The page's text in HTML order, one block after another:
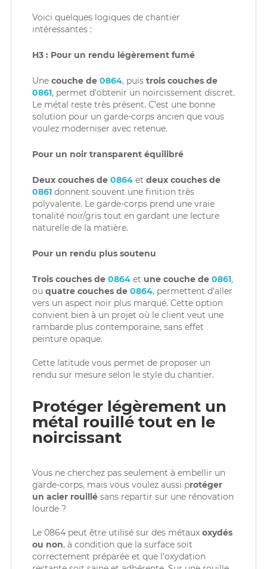
Voici quelques logiques de chantier
intéressantes :
H3 : Pour un rendu légèrement fumé
Une couche de 0864, puis trois couches de
0861, permet d’obtenir un noircissement discret.
Le métal reste très présent. C’est une bonne
solution pour un garde-corps ancien que vous
voulez moderniser avec retenue.
Pour un noir transparent équilibré
Deux couches de 0864et deux couches de
0861donnent souvent une finition très
polyvalente. Le garde-corps prend une vraie
tonalité noir/gris tout en gardant une lecture
naturelle de la matière.
Pour un rendu plus soutenu
Trois couches de0864et une couche de 0861,
ou quatre couches de 0864, permettent d’aller
vers un aspect noir plus marqué. Cette option
convient bien à un projet où le client veut une
rambarde plus contemporaine, sans effet
peinture opaque.
Cette latitude vous permet de proposer un
rendu sur mesure selon le style du chantier.
Protéger légèrement un
métal rouillé tout en le
noircissant
Vous ne cherchez pas seulement à embellir un
garde-corps, mais vous voulez aussi protéger
un acier rouillésans repartir sur une rénovation
lourde ?
Le 0864 peut être utilisé sur des métaux oxydés
ou non, à condition que la surface soit
correctement préparée et que l’oxydation